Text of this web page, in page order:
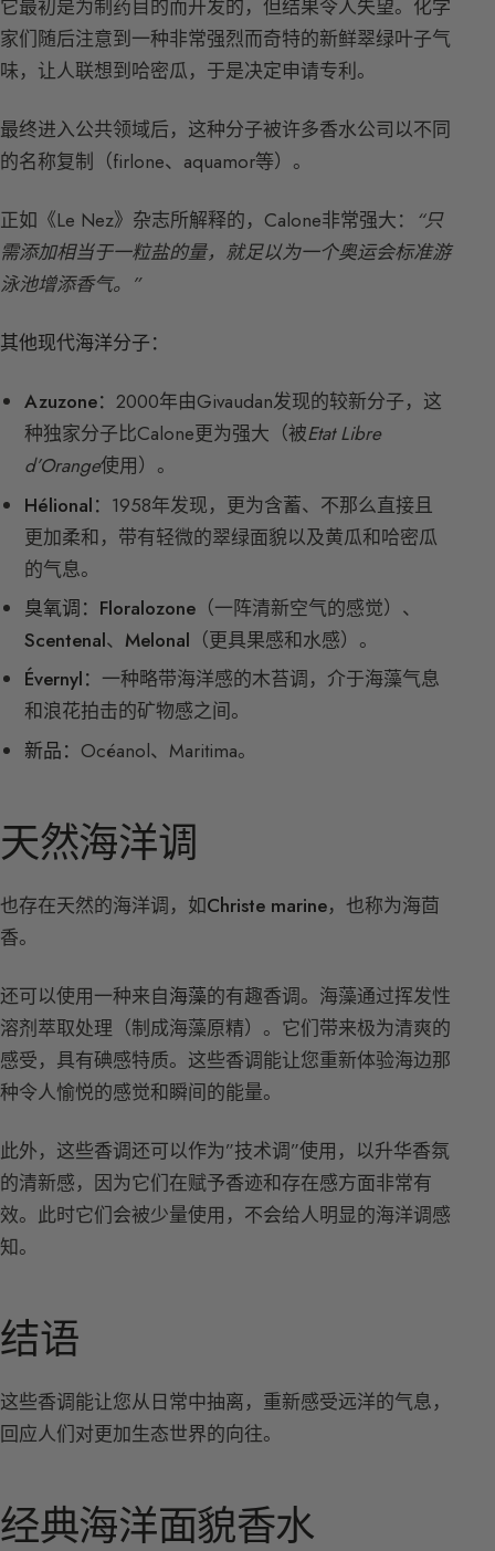
它最初是为制药目的而开发的，但结果令人失望。化学
家们随后注意到一种非常强烈而奇特的新鲜翠绿叶子气
味，让人联想到哈密瓜，于是决定申请专利。
最终进入公共领域后，这种分子被许多香水公司以不同
的名称复制（firlone、aquamor等）。
正如《Le Nez》杂志所解释的，Calone非常强大： “只
需添加相当于一粒盐的量，就足以为一个奥运会标准游
泳池增添香气。”
其他现代海洋分子：
Azuzone：2000年由Givaudan发现的较新分子，这
种独家分子比Calone更为强大（被Etat Libre
d’Orange使用）。
Hélional： 1958年发现，更为含蓄、不那么直接且
更加柔和，带有轻微的翠绿面貌以及黄瓜和哈密瓜
的气息。
臭氧调： Floralozone （一阵清新空气的感觉）、
Scentenal、Melonal （更具果感和水感）。
Évernyl： 一种略带海洋感的木苔调，介于海藻气息
和浪花拍击的矿物感之间。
新品： Océanol、Maritima。
天然海洋调
也存在天然的海洋调，如Christe marine，也称为海茴
香。
还可以使用一种来自海藻的有趣香调。海藻通过挥发性
溶剂萃取处理（制成海藻原精）。它们带来极为清爽的
感受，具有碘感特质。这些香调能让您重新体验海边那
种令人愉悦的感觉和瞬间的能量。
此外，这些香调还可以作为”技术调”使用，以升华香氛
的清新感，因为它们在赋予香迹和存在感方面非常有
效。此时它们会被少量使用，不会给人明显的海洋调感
知。
结语
这些香调能让您从日常中抽离，重新感受远洋的气息，
回应人们对更加生态世界的向往。
经典海洋面貌香水